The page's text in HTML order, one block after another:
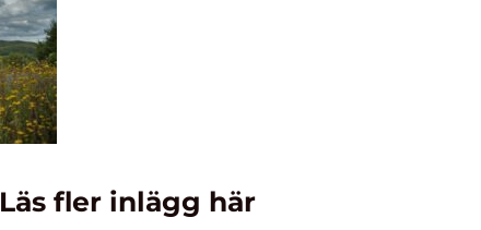
Läs fler inlägg här